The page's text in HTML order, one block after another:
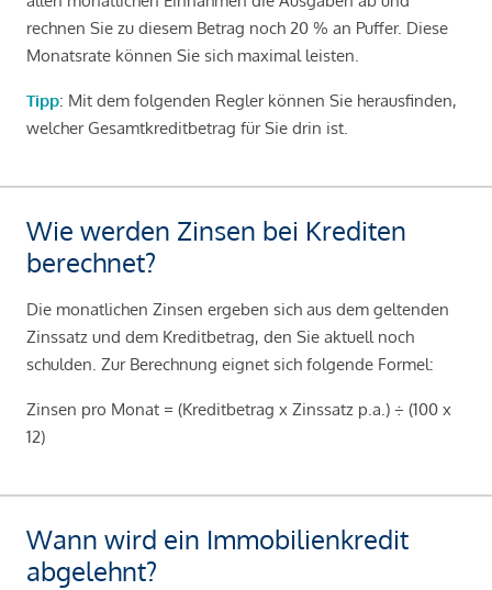
rechnen Sie zu diesem Betrag noch 20 % an Puffer. Diese
Monatsrate können Sie sich maximal leisten.
Tipp: Mit dem folgenden Regler können Sie herausfinden,
welcher Gesamtkreditbetrag für Sie drin ist.
Wie werden Zinsen bei Krediten
berechnet?
Die monatlichen Zinsen ergeben sich aus dem geltenden
Zinssatz und dem Kreditbetrag, den Sie aktuell noch
schulden. Zur Berechnung eignet sich folgende Formel:
Zinsen pro Monat = (Kreditbetrag x Zinssatz p.a.) ÷ (100 x
12)
Wann wird ein Immobilienkredit
abgelehnt?